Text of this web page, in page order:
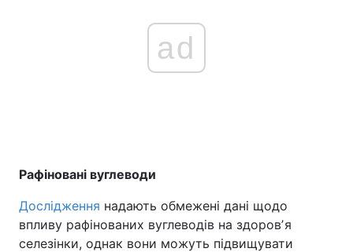
ad
Рафіновані вуглеводи
Дослідження надають обмежені дані щодо
впливу рафінованих вуглеводів на здоровʼя
селезінки, однак вони можуть підвищувати